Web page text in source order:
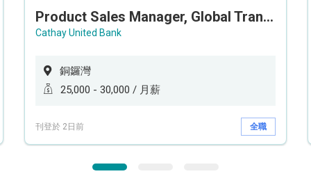
Product Sales Manager, Global Transaction Service (GTS)
Cathay United Bank
銅鑼灣
25,000 - 30,000 / 月薪
刊登於 2日前 全職